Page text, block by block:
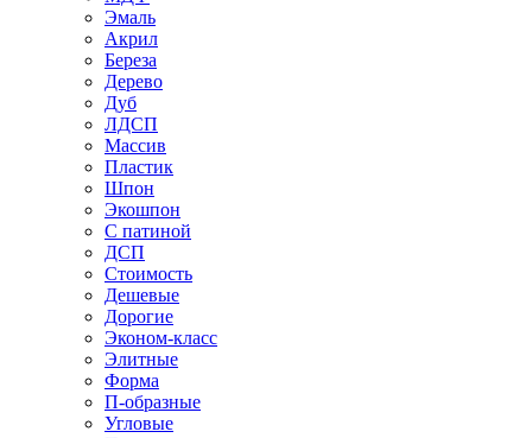
Эмаль
Акрил
Береза
Дерево
Дуб
ЛДСП
Массив
Пластик
Шпон
Экошпон
С патиной
ДСП
Стоимость
Дешевые
Дорогие
Эконом-класс
Элитные
Форма
П-образные
Угловые